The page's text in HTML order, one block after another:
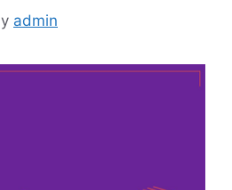
admin